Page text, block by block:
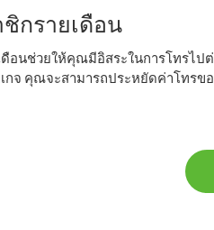
กรายเดือน
ดือนช่วยให้คุณมีอิสระในการโทรไ
กจ คุณจะสามารถประหยัดค่าโทร